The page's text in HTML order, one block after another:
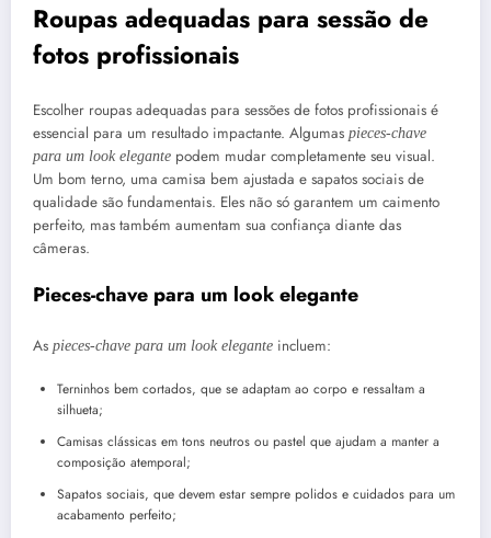
Roupas adequadas para sessão de
fotos profissionais
Escolher roupas adequadas para sessões de fotos profissionais é
essencial para um resultado impactante. Algumas pieces-chave
para um look elegante podem mudar completamente seu visual.
Um bom terno, uma camisa bem ajustada e sapatos sociais de
qualidade são fundamentais. Eles não só garantem um caimento
perfeito, mas também aumentam sua confiança diante das
câmeras.
Pieces-chave para um look elegante
As pieces-chave para um look elegante incluem:
Terninhos bem cortados, que se adaptam ao corpo e ressaltam a
silhueta;
Camisas clássicas em tons neutros ou pastel que ajudam a manter a
composição atemporal;
Sapatos sociais, que devem estar sempre polidos e cuidados para um
acabamento perfeito;